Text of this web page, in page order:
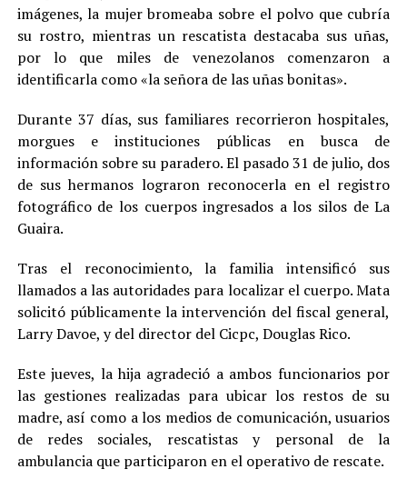
imágenes, la mujer bromeaba sobre el polvo que cubría
su rostro, mientras un rescatista destacaba sus uñas,
por lo que miles de venezolanos comenzaron a
identificarla como «la señora de las uñas bonitas».
Durante 37 días, sus familiares recorrieron hospitales,
morgues e instituciones públicas en busca de
información sobre su paradero. El pasado 31 de julio, dos
de sus hermanos lograron reconocerla en el registro
fotográfico de los cuerpos ingresados a los silos de La
Guaira.
Tras el reconocimiento, la familia intensificó sus
llamados a las autoridades para localizar el cuerpo. Mata
solicitó públicamente la intervención del fiscal general,
Larry Davoe, y del director del Cicpc, Douglas Rico.
Este jueves, la hija agradeció a ambos funcionarios por
las gestiones realizadas para ubicar los restos de su
madre, así como a los medios de comunicación, usuarios
de redes sociales, rescatistas y personal de la
ambulancia que participaron en el operativo de rescate.